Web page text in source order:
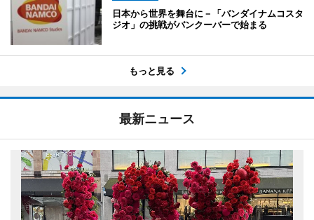
日本から世界を舞台に－「バンダイナムコスタ
ジオ」の挑戦がバンクーバーで始まる
もっと見る
最新ニュース